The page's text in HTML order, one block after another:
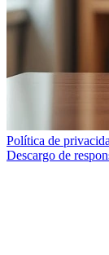
Política de
Descargo de